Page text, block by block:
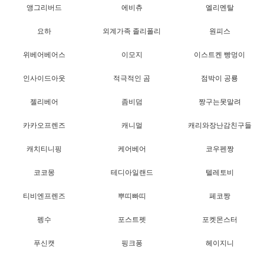
앵그리버드 에비츄 엘리멘탈
요하 외계가족 졸리폴리 원피스
위베어베어스 이모지 이스트켄 빵멍이
인사이드아웃 적극적인 곰 점박이 공룡
젤리베어 좀비덤 짱구는못말려
카카오프렌즈 캐니멀 캐리와장난감친구들
캐치티니핑 케어베어 코우펜짱
코코몽 테디아일랜드 텔레토비
티비엔프렌즈 뿌띠빠띠 페코짱
펭수 포스트펫 포켓몬스터
푸신캣 핑크퐁 헤이지니